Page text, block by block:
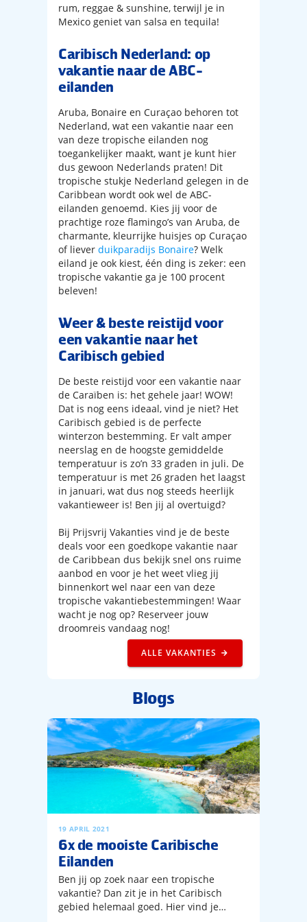
rum, reggae & sunshine, terwijl je in
Mexico geniet van salsa en tequila!
Caribisch Nederland: op
vakantie naar de ABC-
eilanden
Aruba, Bonaire en Curaçao behoren tot
Nederland, wat een vakantie naar een
van deze tropische eilanden nog
toegankelijker maakt, want je kunt hier
dus gewoon Nederlands praten! Dit
tropische stukje Nederland gelegen in de
Caribbean wordt ook wel de ABC-
eilanden genoemd. Kies jij voor de
prachtige roze flamingo’s van Aruba, de
charmante, kleurrijke huisjes op Curaçao
of liever duikparadijs Bonaire? Welk
eiland je ook kiest, één ding is zeker: een
tropische vakantie ga je 100 procent
beleven!
Weer & beste reistijd voor
een vakantie naar het
Caribisch gebied
De beste reistijd voor een vakantie naar
de Caraïben is: het gehele jaar! WOW!
Dat is nog eens ideaal, vind je niet? Het
Caribisch gebied is de perfecte
winterzon bestemming. Er valt amper
neerslag en de hoogste gemiddelde
temperatuur is zo’n 33 graden in juli. De
temperatuur is met 26 graden het laagst
in januari, wat dus nog steeds heerlijk
vakantieweer is! Ben jij al overtuigd?
Bij Prijsvrij Vakanties vind je de beste
deals voor een goedkope vakantie naar
de Caribbean dus bekijk snel ons ruime
aanbod en voor je het weet vlieg jij
binnenkort wel naar een van deze
tropische vakantiebestemmingen! Waar
wacht je nog op? Reserveer jouw
droomreis vandaag nog!
ALLE VAKANTIES
Blogs
19 APRIL 2021
6x de mooiste Caribische
Eilanden
Ben jij op zoek naar een tropische
vakantie? Dan zit je in het Caribisch
gebied helemaal goed. Hier vind je